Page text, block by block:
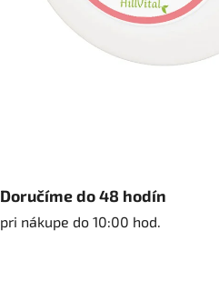
Doručíme do 48 hodín
pri nákupe do 10:00 hod.